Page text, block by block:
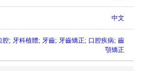
中文
腔; 牙科植體; 牙齒; 牙齒矯正; 口腔疾病; 齒
顎矯正